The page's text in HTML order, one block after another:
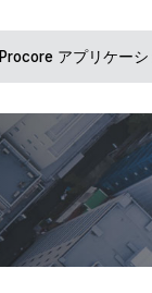
Procore アプリケー